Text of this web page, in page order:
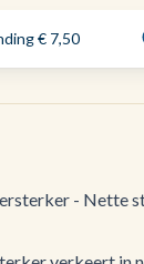
€ 7,50
- Nette